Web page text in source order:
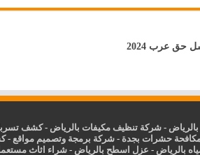
عرب 2024
-شركة تنظيف مكيفات بالرياض -كشف
حشرات بجدة -شركة برمجة وتصميم مواقع -
بالرياض - عزل اسطح بالرياض -شراء اثاث